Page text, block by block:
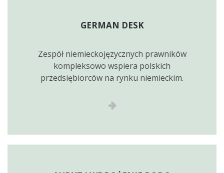
GERMAN DESK
Zespół niemieckojęzycznych prawników
kompleksowo wspiera polskich
przedsiębiorców na rynku niemieckim.